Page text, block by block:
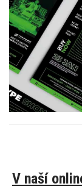
V naší